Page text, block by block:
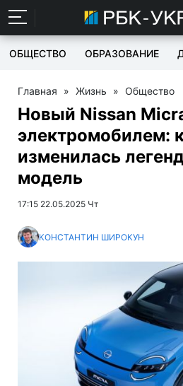
ОБЩЕСТВО ОБРАЗОВАНИЕ
Главная » Жизнь » Общество
Новый Nissan
электромобилем:
изменилась
модель
17:15 22.05.2025 Чт
КОНСТАНТИН ШИРОКУН